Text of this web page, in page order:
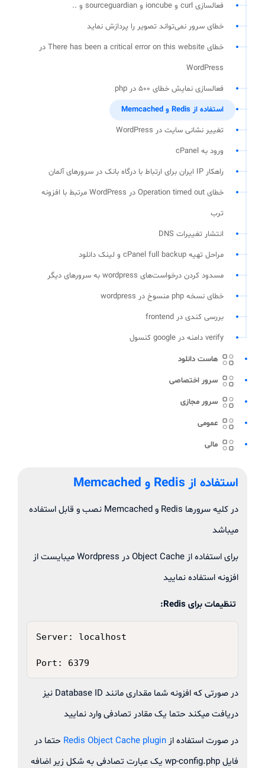
فعالسازی curl و ioncube و sourceguardian و ..
خطای سرور نمی‌تواند تصویر را پردازش نماید
خطای There has been a critical error on this website در
WordPress
فعالسازی نمایش خطای 500 در php
استفاده از Redis و Memcached
تغییر نشانی سایت در WordPress
ورود به cPanel
راهکار IP ایران برای ارتباط با درگاه بانک در سرورهای آلمان
خطای Operation timed out در WordPress مرتبط با افزونه
ترب
انتشار تغییرات DNS
مراحل تهیه cPanel full backup و لینک دانلود
مسدود کردن درخواست‌های wordpress به سرورهای دیگر
خطای نسخه php منسوخ در wordpress
بررسی کندی در frontend
verify دامنه در google کنسول
هاست دانلود
سرور اختصاصی
سرور مجازی
عمومی
مالی
استفاده از Redis و Memcached
در کلیه سرورها Redis و Memcached نصب و قابل استفاده
میباشد
برای استفاده از Object Cache در Wordpress میبایست از
افزونه استفاده نمایید
تنظیمات برای Redis:
Server: localhost
Port: 6379
در صورتی که افزونه شما مقداری مانند Database ID نیز
دریافت میکند حتما یک مقادر تصادفی وارد نمایید
در صورت استفاده از Redis Object Cache plugin حتما در
فایل wp-config.php یک عبارت تصادفی به شکل زیر اضافه